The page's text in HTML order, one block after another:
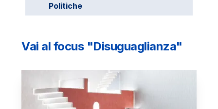
Politiche
Vai al focus "Disuguaglianza"